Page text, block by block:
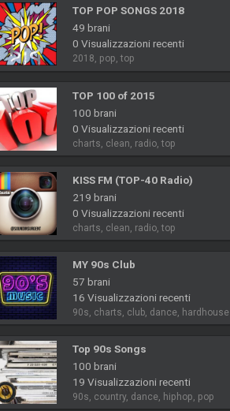
TOP POP SONGS 2018
49 brani
0 Visualizzazioni recenti
2018, pop, top
TOP 100 of 2015
100 brani
0 Visualizzazioni recenti
charts, clean, radio, top
KISS FM (TOP-40 Radio)
219 brani
0 Visualizzazioni recenti
charts, clean, radio, top
MY 90s Club
57 brani
16 Visualizzazioni recenti
90s, charts, club, dance, hardhouse
Top 90s Songs
100 brani
19 Visualizzazioni recenti
90s, country, dance, hiphop, pop